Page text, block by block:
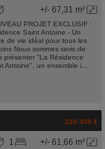
+/- 67,31 m²
PROJET EXCLUSIF :
Saint Antoine - Un
de vie idéal pour tous les
Nous sommes ravis de
présenter "La Résidence
Antoine", un ensemble i...
220 400 €
+/- 61,66 m²
1